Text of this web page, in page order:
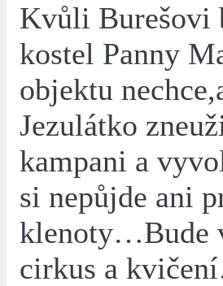
Kvůli Burešovi
kostel Panny
objektu
Jezulátko
kampani a
si nepůjde ani
klenoty…Bude
cirkus a